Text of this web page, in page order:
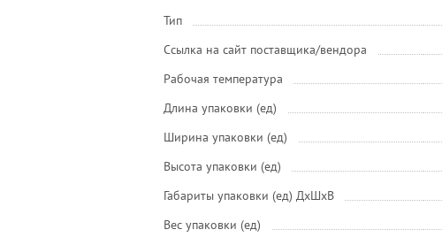
Тип
Ссылка на сайт поставщика/вендора
Рабочая температура
Длина упаковки (ед)
Ширина упаковки (ед)
Высота упаковки (ед)
Габариты упаковки (ед) ДхШхВ
Вес упаковки (ед)